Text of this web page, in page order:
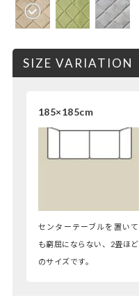
SIZE VARIATION
185×185cm
センターテーブルを置いて
も窮屈にならない、2畳ほど
のサイズです。